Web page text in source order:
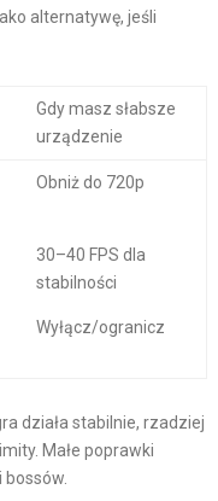
alternatywę, jeśli
Gdy masz słabsze
urządzenie
Obniż do 720p
30–40 FPS dla
stabilności
Wyłącz/ogranicz
działa stabilnie, rzadziej
Małe poprawki